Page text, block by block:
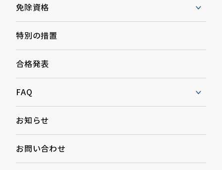
免除資格
特別の措置
合格発表
FAQ
お知らせ
お問い合わせ